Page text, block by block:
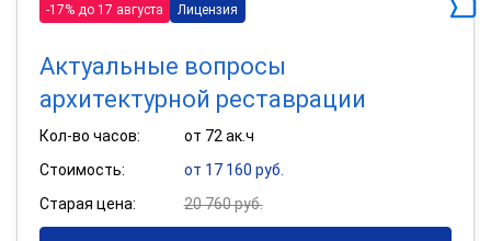
-17% до 17 августа Лицензия
Актуальные вопросы
архитектурной реставрации
Кол-во часов:
от 72 ак.ч
Стоимость:
от 17 160 руб.
Старая цена:
20 760 руб.